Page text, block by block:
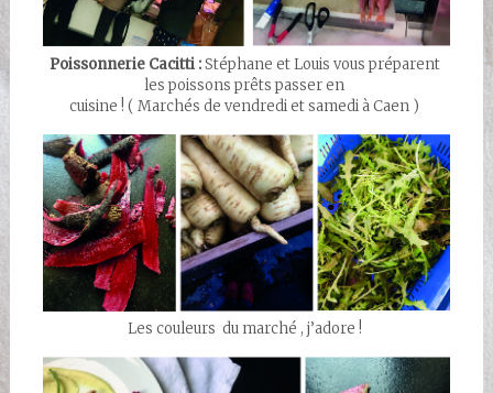
Poissonnerie Cacitti :Stéphane et Louis vous préparent
les poissons prêts passer en
cuisine ! ( Marchés de vendredi et samedi à Caen )
Les couleurs du marché , j’adore !